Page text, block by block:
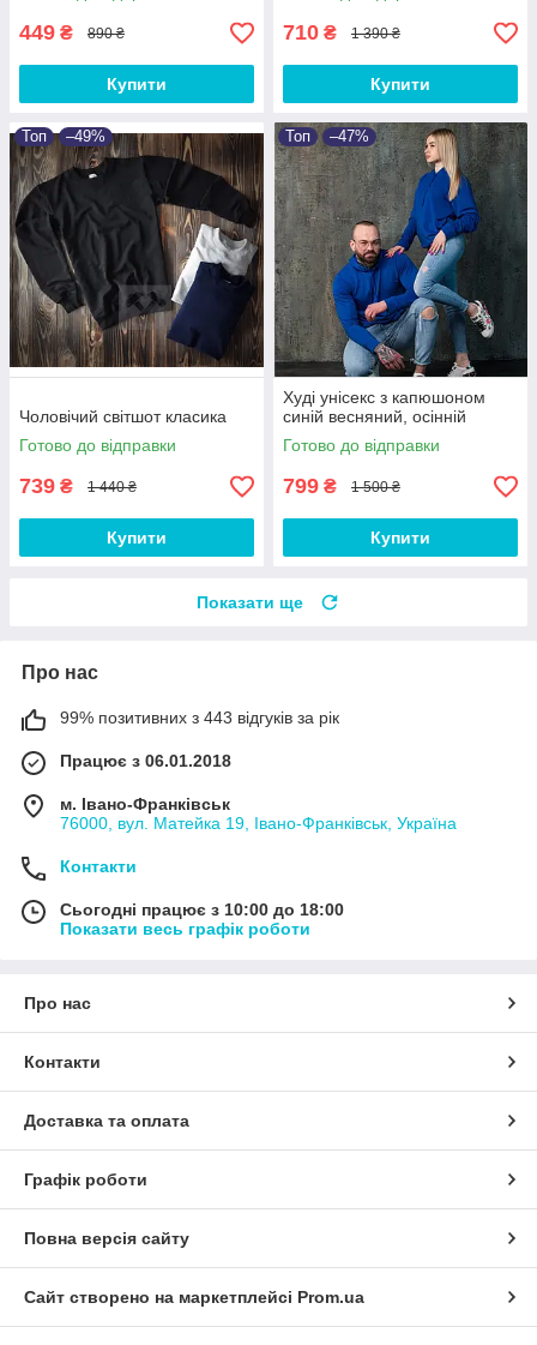
449 ₴ 890 ₴
Купити
710 ₴ 1 390 ₴
Купити
Топ –49%
Чоловічий світшот класика
Готово до відправки
739 ₴ 1 440 ₴
Купити
Топ –47%
Худі унісекс з капюшоном
синій весняний, осінній
Готово до відправки
799 ₴ 1 500 ₴
Купити
Показати ще
Про нас
99% позитивних з 443 відгуків за рік
Працює з 06.01.2018
м. Івано-Франківськ
76000, вул. Матейка 19, Івано-Франківськ, Україна
Контакти
Сьогодні працює з 10:00 до 18:00
Показати весь графік роботи
Про нас
Контакти
Доставка та оплата
Графік роботи
Повна версія сайту
Сайт створено на маркетплейсі Prom.ua